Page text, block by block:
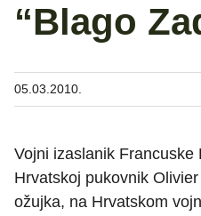
“Blago
05.03.2010.
Vojni izaslanik Francuske
Hrvatskoj pukovnik
ožujka, na Hrvatskom